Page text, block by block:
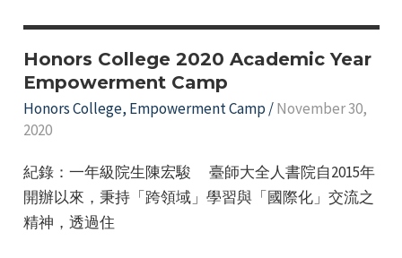
Year
Empowerment
Camp
Honors College 2020 Academic Year
Empowerment Camp
Honors College, Empowerment Camp /November 30,
2020
紀錄：一年級院生陳宏駿 臺師大全人書院自2015年
開辦以來，秉持「跨領域」學習與「國際化」交流之
精神，透過住